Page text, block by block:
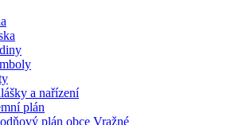
a nařízení
plán
plán obce Vražné